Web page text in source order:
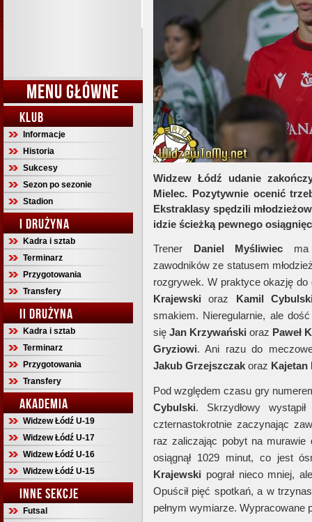
MENU GŁÓWNE
KLUB
Informacje
Historia
Sukcesy
Sezon po sezonie
Stadion
I DRUŻYNA
Kadra i sztab
Terminarz
Przygotowania
Transfery
II DRUŻYNA
Kadra i sztab
Terminarz
Przygotowania
Transfery
AKADEMIA
Widzew Łódź U-19
Widzew Łódź U-17
Widzew Łódź U-16
Widzew Łódź U-15
INNE SEKCJE
Futsal
Widzew Łódź udanie
Mielec. Pozytywnie ocenić
Ekstraklasy spędzili
idzie ścieżką pewnego
Trener Daniel Myśliwiec ma
zawodników ze statusem
rozgrywek. W praktyce okazję
Krajewski oraz Kamil
smakiem. Nieregularnie, ale
się Jan Krzywański oraz Paweł
Gryziowi. Ani razu do
Jakub Grzejszczak oraz Kajetan
Pod względem czasu gry
Cybulski. Skrzydłowy
czternastokrotnie zaczynając
raz zaliczając pobyt na murawie
osiągnął 1029 minut, co jest
Krajewski pograł nieco mniej,
Opuścił pięć spotkań, a w
pełnym wymiarze. Wypracowane